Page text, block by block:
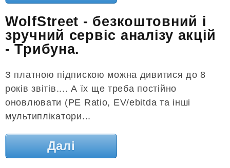
WolfStreet - безкоштовний і
зручний сервіс аналізу акцій
- Трибуна.
З платною підпискою можна дивитися до 8
років звітів.... А їх ще треба постійно
оновлювати (PE Ratio, EV/ebitda та інші
мультиплікатори...
Далі